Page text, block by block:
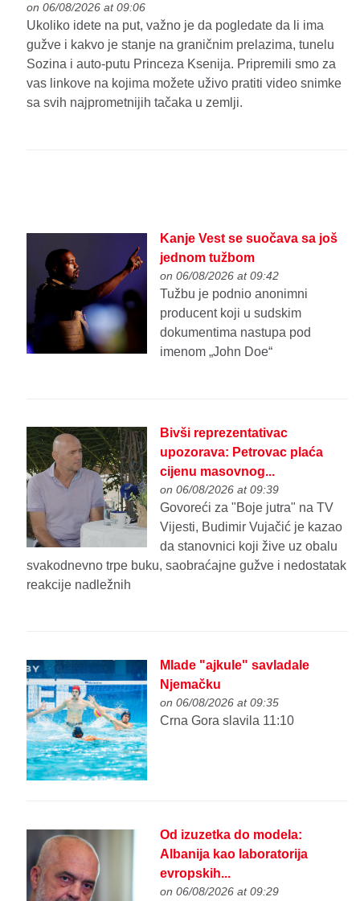
on 06/08/2026 at 09:06
Ukoliko idete na put, važno je da pogledate da li ima
gužve i kakvo je stanje na graničnim prelazima, tunelu
Sozina i auto-putu Princeza Ksenija. Pripremili smo za
vas linkove na kojima možete uživo pratiti video snimke
sa svih najprometnijih tačaka u zemlji.
Kanje Vest se suočava sa još
jednom tužbom
on 06/08/2026 at 09:42
Tužbu je podnio anonimni
producent koji u sudskim
dokumentima nastupa pod
imenom „John Doe“
Bivši reprezentativac
upozorava: Petrovac plaća
cijenu masovnog...
on 06/08/2026 at 09:39
Govoreći za "Boje jutra" na TV
Vijesti, Budimir Vujačić je kazao
da stanovnici koji žive uz obalu
svakodnevno trpe buku, saobraćajne gužve i nedostatak
reakcije nadležnih
Mlade "ajkule" savladale
Njemačku
on 06/08/2026 at 09:35
Crna Gora slavila 11:10
Od izuzetka do modela:
Albanija kao laboratorija
evropskih...
on 06/08/2026 at 09:29